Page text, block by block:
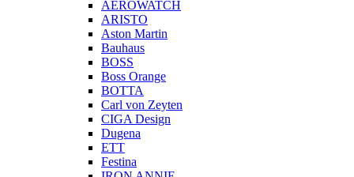
AEROWATCH
ARISTO
Aston Martin
Bauhaus
BOSS
Boss Orange
BOTTA
Carl von Zeyten
CIGA Design
Dugena
ETT
Festina